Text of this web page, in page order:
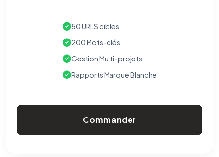
50 URLS cibles
200 Mots-clés
Gestion Multi-projets
Rapports Marque Blanche
Commander